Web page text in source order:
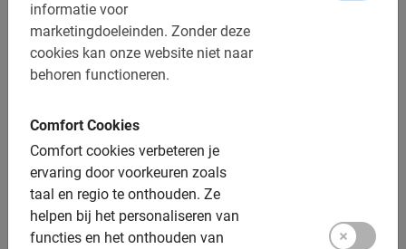
informatie voor
marketingdoeleinden. Zonder deze
cookies kan onze website niet naar
behoren functioneren.
Comfort Cookies
Comfort cookies verbeteren je
ervaring door voorkeuren zoals
taal en regio te onthouden. Ze
helpen bij het personaliseren van
functies en het onthouden van
Malaga E-bike Tour
Ontdek het oude centrum, Castillo de Gibralfaro, het oude
vissersdorp Pedregalejo en nog veel meer op een e-bike!
€ 42,50
Heel goed 5.0